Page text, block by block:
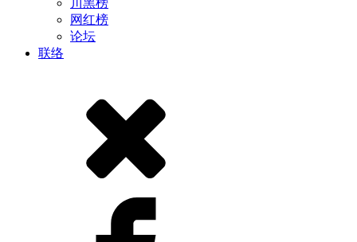
川黑榜
网红榜
论坛
联络